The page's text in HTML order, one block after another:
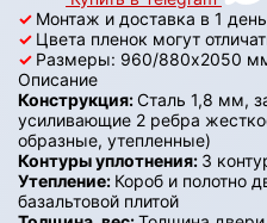
✓ Монтаж и доставка в 1
✓ Цвета пленок могут
✓ Размеры: 960/880х2050
Описание
Конструкция:Сталь 1,8 мм,
усиливающие 2 ребра
образные, утепленные)
Контуры уплотнения: 3
Утепление: Короб и полотно
базальтовой плитой